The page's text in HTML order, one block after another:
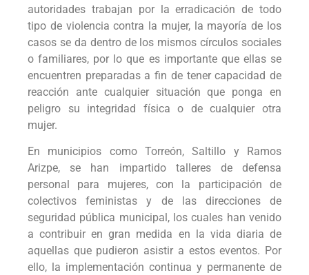
autoridades trabajan por la erradicación de todo
tipo de violencia contra la mujer, la mayoría de los
casos se da dentro de los mismos círculos sociales
o familiares, por lo que es importante que ellas se
encuentren preparadas a fin de tener capacidad de
reacción ante cualquier situación que ponga en
peligro su integridad física o de cualquier otra
mujer.
En municipios como Torreón, Saltillo y Ramos
Arizpe, se han impartido talleres de defensa
personal para mujeres, con la participación de
colectivos feministas y de las direcciones de
seguridad pública municipal, los cuales han venido
a contribuir en gran medida en la vida diaria de
aquellas que pudieron asistir a estos eventos. Por
ello, la implementación continua y permanente de